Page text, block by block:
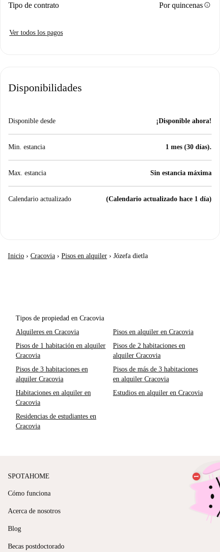
Tipo de contrato Por quincenasinfo
Ver todos los pagos
Disponibilidades
Disponible desde ¡Disponible ahora!
Min. estancia 1 mes (30 días).
Max. estancia Sin estancia máxima
Calendario actualizado (Calendario actualizado hace 1 día)
Inicio › Cracovia › Pisos en alquiler › Józefa dietla
Tipos de propiedad en Cracovia
Alquileres en Cracovia
Pisos en alquiler en Cracovia
Pisos de 1 habitación en alquiler
Cracovia
Pisos de 2 habitaciones en
alquiler Cracovia
Pisos de 3 habitaciones en
alquiler Cracovia
Pisos de más de 3 habitaciones
en alquiler Cracovia
Habitaciones en alquiler en
Cracovia
Estudios en alquiler en Cracovia
Residencias de estudiantes en
Cracovia
SPOTAHOME
Cómo funciona
Acerca de nosotros
Blog
Becas postdoctorado